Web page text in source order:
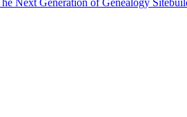
The Next Generation of Genealogy